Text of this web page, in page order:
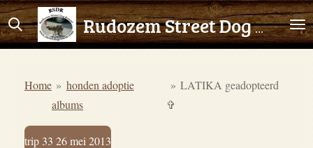
Ga
direct
hoofdinhoud
Rudozem Street Dog Rescue
Home » honden adoptie
albums
» LATIKA geadopteerd
✞
trip 33 26 mei 2013